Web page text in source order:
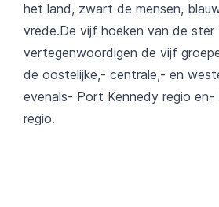
het land, zwart de mensen,
vrede.De vijf hoeken van de ster
vertegenwoordigen de vijf
de oostelijke,- centrale,- en
evenals- Port Kennedy regio en-
regio.